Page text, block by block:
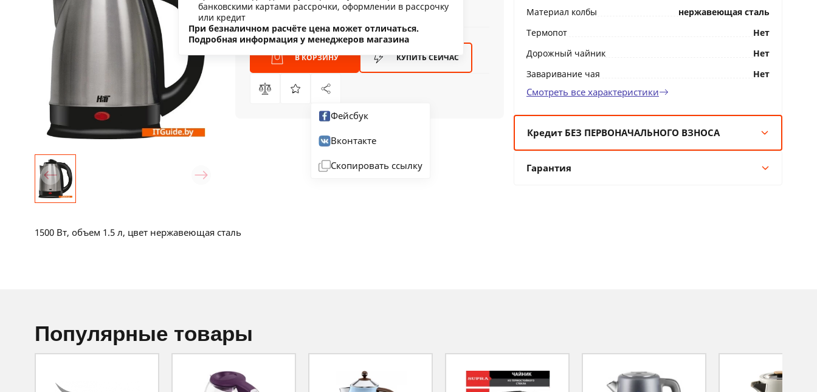
банковскими картами рассрочки, оформлении в рассрочку
или кредит
При безналичном расчёте цена может отличаться.
Подробная информация у менеджеров магазина
Сообщить о снижении цены
В КОРЗИНУ КУПИТЬСЕЙЧАС
Фейсбук
Вконтакте
Скопировать ссылку
Материал колбы
нержавеющая сталь
Термопот
Нет
Дорожный чайник
Нет
Заваривание чая
Нет
Смотреть все характеристики
Кредит БЕЗ ПЕРВОНАЧАЛЬНОГО ВЗНОСА
12 мес:3 BYN/мес
Гарантия
1500 Вт, объем 1.5 л, цвет нержавеющая сталь
популярные товары